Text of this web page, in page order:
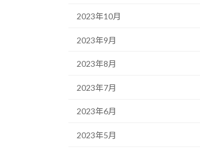
2023年10月
2023年9月
2023年8月
2023年7月
2023年6月
2023年5月